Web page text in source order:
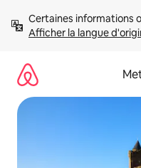
directement
Afficher la langue